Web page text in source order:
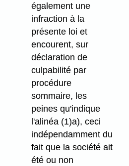
également une
infraction à la
présente loi et
encourent, sur
déclaration de
culpabilité par
procédure
sommaire, les
peines qu'indique
l'alinéa (1)a), ceci
indépendamment du
fait que la société ait
été ou non